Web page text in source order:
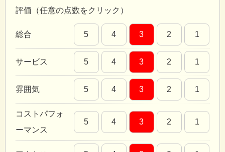
評価（任意の点数をクリック）
総合 5 4 3 2 1
サービス 5 4 3 2 1
雰囲気 5 4 3 2 1
コストパフォ
ーマンス
5 4 3 2 1